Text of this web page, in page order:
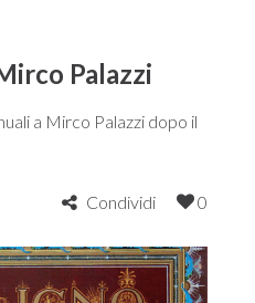
Palazzi
a Mirco Palazzi dopo il
Condividi 0